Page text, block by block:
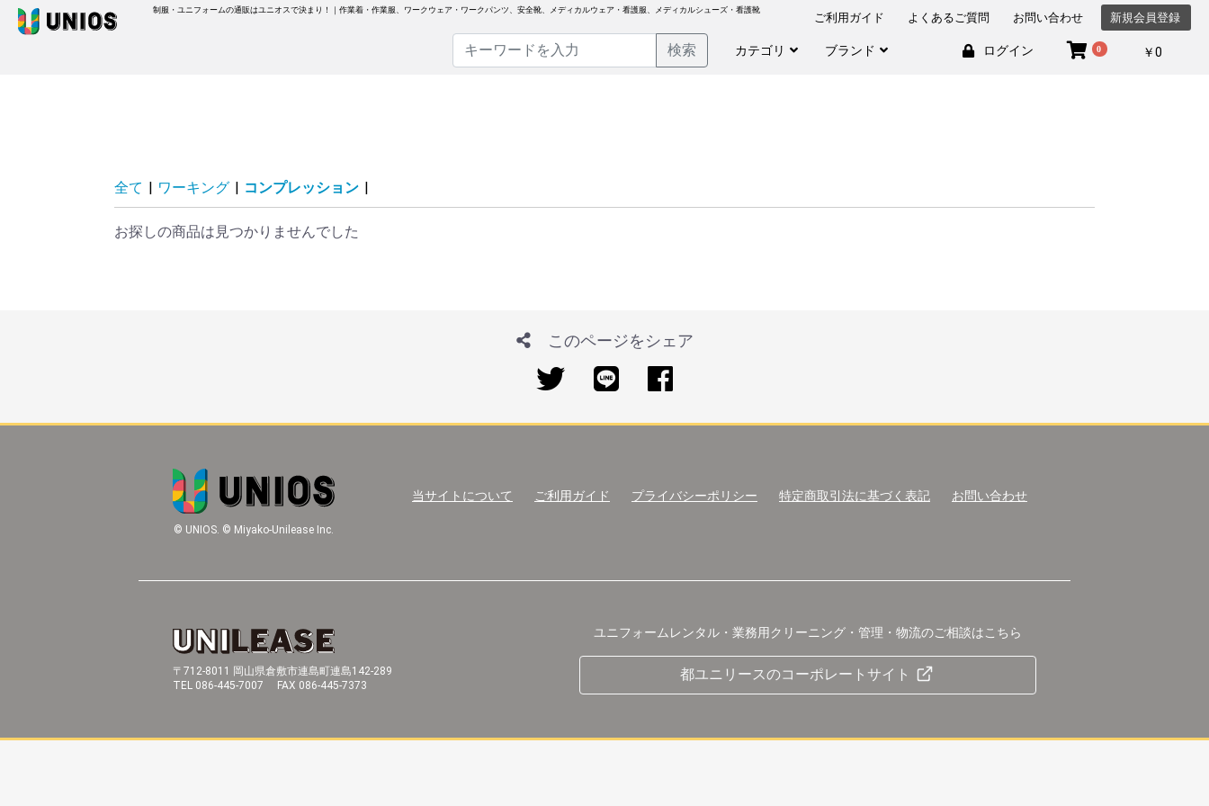
制服・ユニフォームの通販はユニオスで決まり！｜作業着・作業服、ワークウェア・ワークパンツ、安全靴、メディカルウェア・看護服、メディカルシューズ・看護靴
ご利用ガイド よくあるご質問 お問い合わせ 新規会員登録
検索 カテゴリ ブランド ログイン 0 ￥0
全て | ワーキング | コンプレッション |
お探しの商品は見つかりませんでした
このページをシェア
© UNIOS. © Miyako-Unilease Inc.
当サイトについて ご利用ガイド プライバシーポリシー 特定商取引法に基づく表記 お問い合わせ
〒712-8011 岡山県倉敷市連島町連島142-289
TEL 086-445-7007 FAX 086-445-7373
ユニフォームレンタル・業務用クリーニング・管理・物流のご相談はこちら
都ユニリースのコーポレートサイト